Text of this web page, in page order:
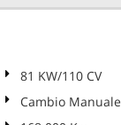
81 KW/110 CV
Cambio